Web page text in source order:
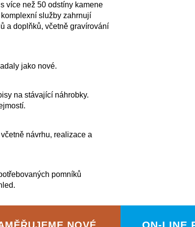
více než 50 odstíny kamene
služby zahrnují
a doplňků, včetně gravírování
jako nové.
na stávající náhrobky.
návrhu, realizace a
pomníků
NOVÉ